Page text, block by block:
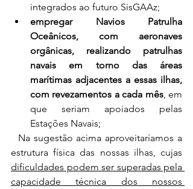
integrados ao futuro SisGAAz;
empregar Navios Patrulha
Oceânicos, com aeronaves
orgânicas, realizando patrulhas
navais em torno das áreas
marítimas adjacentes a essas ilhas,
com revezamentos a cada mês, em
que seriam apoiados pelas
Estações Navais;
dificuldades podem ser superadas pela
capacidade técnica dos nossos